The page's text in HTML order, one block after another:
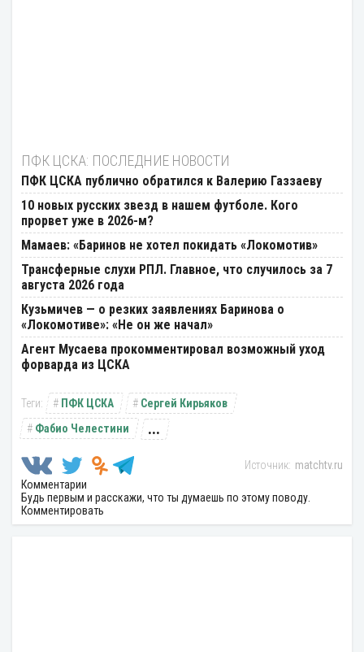
ПФК ЦСКА: ПОСЛЕДНИЕ НОВОСТИ
ПФК ЦСКА публично обратился к Валерию Газзаеву
10 новых русских звезд в нашем футболе. Кого
прорвет уже в 2026-м?
Мамаев: «Баринов не хотел покидать «Локомотив»
Трансферные слухи РПЛ. Главное, что случилось за 7
августа 2026 года
Кузьмичев — о резких заявлениях Баринова о
«Локомотиве»: «Не он же начал»
Агент Мусаева прокомментировал возможный уход
форварда из ЦСКА
ПФК ЦСКА
Сергей Кирьяков
Фабио Челестини
...
matchtv.ru
Комментарии
Будь первым и расскажи, что ты думаешь по этому поводу.
Комментировать